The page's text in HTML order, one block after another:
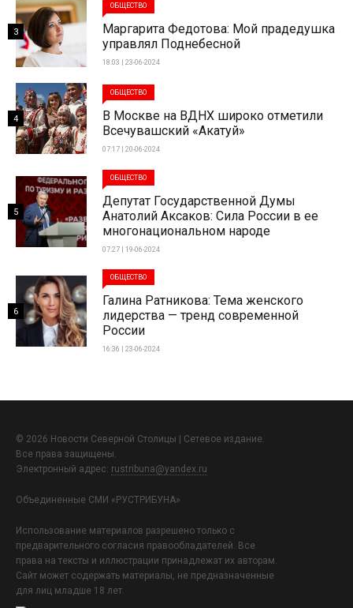
ОБЩЕСТВО
Маргарита Федотова: Мой прадедушка
управлял Поднебесной
18:03 | 23-06-2024
3
ОБЩЕСТВО
В Москве на ВДНХ широко отметили
Всечувашский «Акатуй»
07:17 | 20-06-2024
4
ОБЩЕСТВО
Депутат Государственной Думы
Анатолий Аксаков: Сила России в ее
многонациональном народе
07:27 | 19-06-2024
5
ОБЩЕСТВО
Галина Ратникова: Тема женского
лидерства — тренд современной
России
16:36 | 23-06-2024
6
© 2026 Новости Северной Столицы | Сетевое издание.
Все права защищены.
Электронный адрес: rustribuna@yandex.ru
Объединенные СМИ «РУСТРИБУНА»
Использование материалов разрешено только с
предварительного согласия правообладателей. Все
права на тексты и иллюстрации принадлежат их авторам.
Сайт может содержать материалы, не предназначенные
для лиц младше 18 лет.